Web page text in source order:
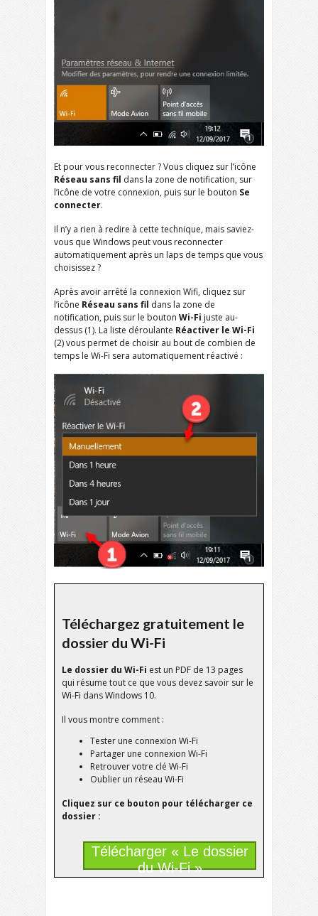
Et pour vous reconnecter ? Vous cliquez sur l’icône
Réseau sans fil dans la zone de notification, sur
l’icône de votre connexion, puis sur le bouton Se
connecter.
Il n’y a rien à redire à cette technique, mais saviez-
vous que Windows peut vous reconnecter
automatiquement après un laps de temps que vous
choisissez ?
Après avoir arrêté la connexion Wifi, cliquez sur
l’icône Réseau sans fil dans la zone de
notification, puis sur le bouton Wi-Fi juste au-
dessus (1). La liste déroulante Réactiver le Wi-Fi
(2) vous permet de choisir au bout de combien de
temps le Wi-Fi sera automatiquement réactivé :
Téléchargez gratuitement le
dossier du Wi-Fi
Le dossier du Wi-Fi est un PDF de 13 pages
qui résume tout ce que vous devez savoir sur le
Wi-Fi dans Windows 10.
Il vous montre comment :
Tester une connexion Wi-Fi
Partager une connexion Wi-Fi
Retrouver votre clé Wi-Fi
Oublier un réseau Wi-Fi
Cliquez sur ce bouton pour télécharger ce
dossier :
Télécharger « Le dossier
du Wi-Fi »